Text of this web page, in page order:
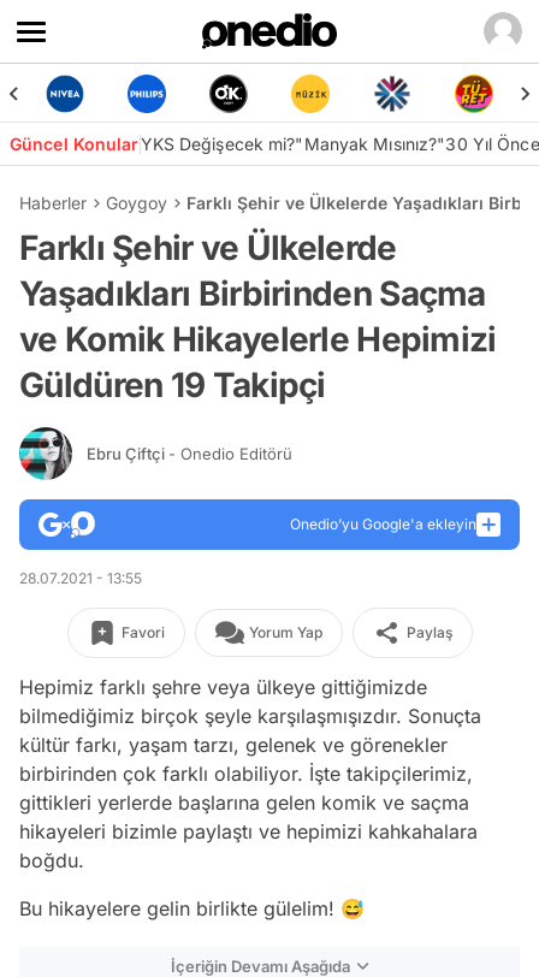
Güncel KonularYKS Değişecek mi?"Manyak Mısınız?"30 Yıl
Haberler Goygoy Farklı Şehir ve Ülkelerde Yaşadıkları
Farklı Şehir ve Ülkelerde
Yaşadıkları Birbirinden Saçma
ve Komik Hikayelerle Hepimizi
Güldüren 19 Takipçi
Ebru Çiftçi - Onedio Editörü
Onedio’yu Google'a ekleyin
28.07.2021 - 13:55
Favori Yorum Yap Paylaş
Hepimiz farklı şehre veya ülkeye gittiğimizde
bilmediğimiz birçok şeyle karşılaşmışızdır. Sonuçta
kültür farkı, yaşam tarzı, gelenek ve görenekler
birbirinden çok farklı olabiliyor. İşte takipçilerimiz,
gittikleri yerlerde başlarına gelen komik ve saçma
hikayeleri bizimle paylaştı ve hepimizi kahkahalara
boğdu.
Bu hikayelere gelin birlikte gülelim! 😅
İçeriğin Devamı Aşağıda